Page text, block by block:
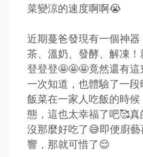
菜變涼的速度啊啊😭
近期蔓爸發現有一個神
茶、溫奶、發酵、解凍！
登登登🤩🤩🤩竟然還有
一次知道，也體驗了一
飯菜在一家人吃飯的時
態，這也太幸福了吧🥰
沒那麼好吃了😅即便廚
響，那就可惜了😌